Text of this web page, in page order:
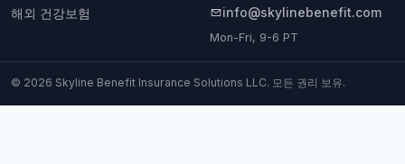
해외 건강보험
info@skylinebenefit.com
Mon-Fri, 9-6 PT
© 2026 Skyline Benefit Insurance Solutions LLC. 모든 권리 보유.